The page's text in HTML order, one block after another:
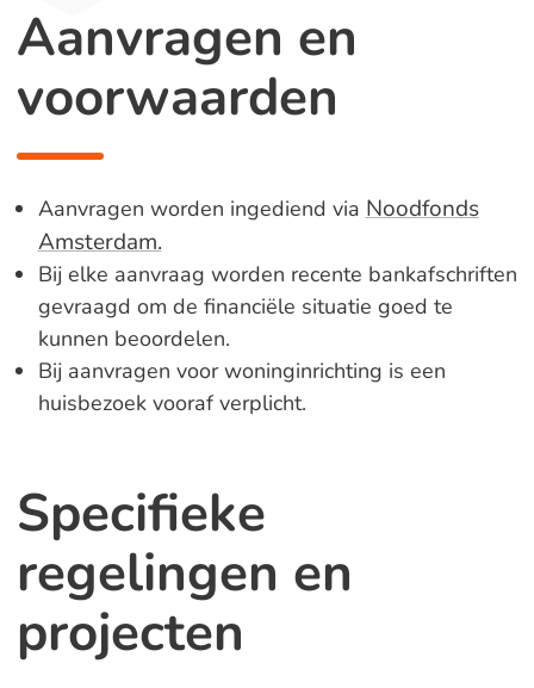
Aanvragen en
voorwaarden
Aanvragen worden ingediend via Noodfonds
Amsterdam.
Bij elke aanvraag worden recente bankafschriften
gevraagd om de financiële situatie goed te
kunnen beoordelen.
Bij aanvragen voor woninginrichting is een
huisbezoek vooraf verplicht.
Specifieke
regelingen en
projecten